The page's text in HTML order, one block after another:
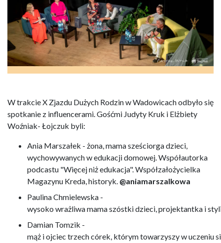
W trakcie X Zjazdu Dużych Rodzin w Wadowicach odbyło się
spotkanie z influencerami. Gośćmi Judyty Kruk i Elżbiety
Woźniak- Łojczuk byli:
Ania Marszałek - żona, mama sześciorga dzieci,
wychowywanych w edukacji domowej. Współautorka
podcastu "Więcej niż edukacja". Współzałożycielka
Magazynu Kreda, historyk. @aniamarszalkowa
Paulina Chmielewska -
wysoko wrażliwa mama szóstki dzieci, projektantka i
Damian Tomzik -
mąż i ojciec trzech córek, którym towarzyszy w uczeniu